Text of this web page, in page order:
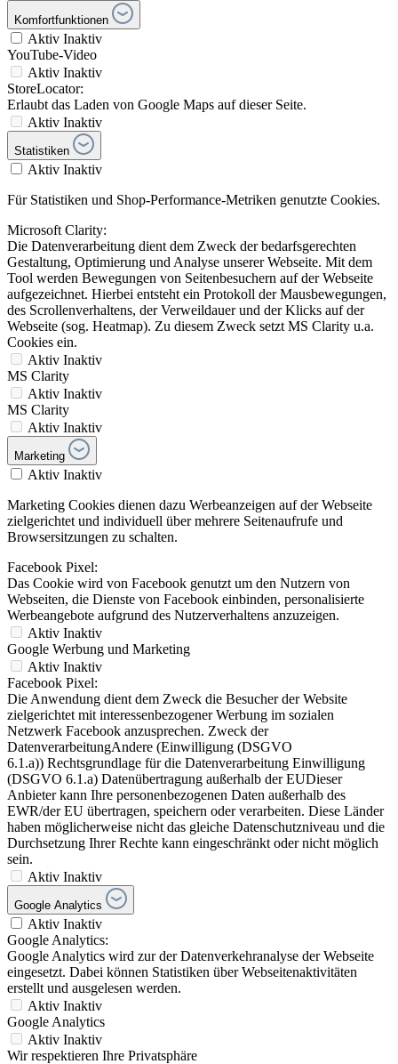
Komfortfunktionen
Aktiv Inaktiv
YouTube-Video
Aktiv Inaktiv
StoreLocator:
Erlaubt das Laden von Google Maps auf dieser Seite.
Aktiv Inaktiv
Statistiken
Aktiv Inaktiv
Für Statistiken und Shop-Performance-Metriken genutzte Cookies.
Microsoft Clarity:
Die Datenverarbeitung dient dem Zweck der bedarfsgerechten
Gestaltung, Optimierung und Analyse unserer Webseite. Mit dem
Tool werden Bewegungen von Seitenbesuchern auf der Webseite
aufgezeichnet. Hierbei entsteht ein Protokoll der Mausbewegungen,
des Scrollenverhaltens, der Verweildauer und der Klicks auf der
Webseite (sog. Heatmap). Zu diesem Zweck setzt MS Clarity u.a.
Cookies ein.
Aktiv Inaktiv
MS Clarity
Aktiv Inaktiv
MS Clarity
Aktiv Inaktiv
Marketing
Aktiv Inaktiv
Marketing Cookies dienen dazu Werbeanzeigen auf der Webseite
zielgerichtet und individuell über mehrere Seitenaufrufe und
Browsersitzungen zu schalten.
Facebook Pixel:
Das Cookie wird von Facebook genutzt um den Nutzern von
Webseiten, die Dienste von Facebook einbinden, personalisierte
Werbeangebote aufgrund des Nutzerverhaltens anzuzeigen.
Aktiv Inaktiv
Google Werbung und Marketing
Aktiv Inaktiv
Facebook Pixel:
Die Anwendung dient dem Zweck die Besucher der Website
zielgerichtet mit interessenbezogener Werbung im sozialen
Netzwerk Facebook anzusprechen. Zweck der
DatenverarbeitungAndere (Einwilligung (DSGVO
6.1.a)) Rechtsgrundlage für die Datenverarbeitung Einwilligung
(DSGVO 6.1.a) Datenübertragung außerhalb der EUDieser
Anbieter kann Ihre personenbezogenen Daten außerhalb des
EWR/der EU übertragen, speichern oder verarbeiten. Diese Länder
haben möglicherweise nicht das gleiche Datenschutzniveau und die
Durchsetzung Ihrer Rechte kann eingeschränkt oder nicht möglich
sein.
Aktiv Inaktiv
Google Analytics
Aktiv Inaktiv
Google Analytics:
Google Analytics wird zur der Datenverkehranalyse der Webseite
eingesetzt. Dabei können Statistiken über Webseitenaktivitäten
erstellt und ausgelesen werden.
Aktiv Inaktiv
Google Analytics
Aktiv Inaktiv
Wir respektieren Ihre Privatsphäre